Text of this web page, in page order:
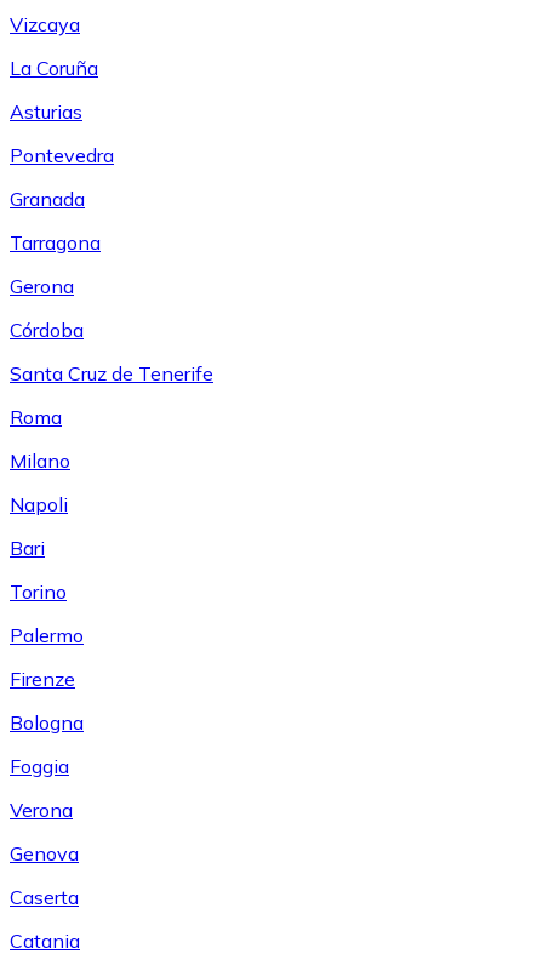
Vizcaya
La Coruña
Asturias
Pontevedra
Granada
Tarragona
Gerona
Córdoba
Santa Cruz de Tenerife
Roma
Milano
Napoli
Bari
Torino
Palermo
Firenze
Bologna
Foggia
Verona
Genova
Caserta
Catania